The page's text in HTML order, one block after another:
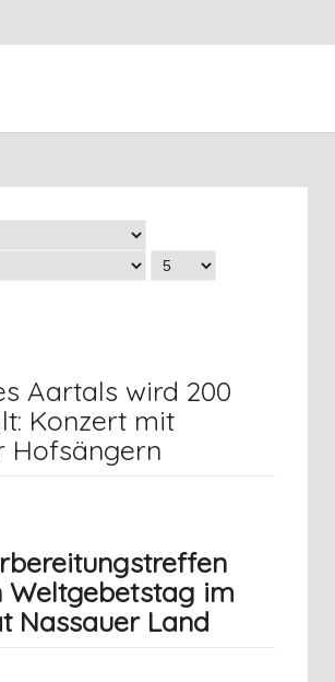
Aartals wird 200
Konzert mit
Hofsängern
Weltgebetstag im
Nassauer Land